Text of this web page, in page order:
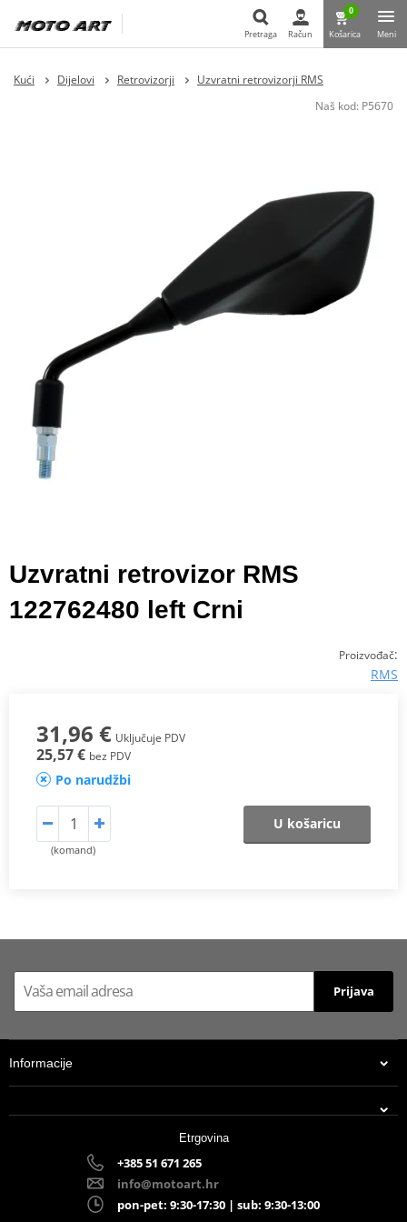
Pretraga Račun
0
Košarica Meni
Kući Dijelovi Retrovizorji
Uzvratni retrovizorji RMS
Naš kod: P5670
Uzvratni retrovizor RMS
122762480 left Crni
Proizvođač:
RMS
31,96 € Uključuje PDV
25,57 € bez PDV
Po narudžbi
(komand)
U košaricu
Prijava
Informacije
Etrgovina
+385 51 671 265
info@motoart.hr
pon-pet: 9:30-17:30 | sub: 9:30-13:00